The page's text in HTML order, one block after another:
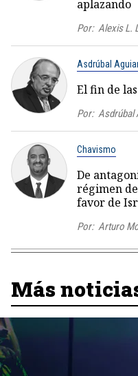
aplazando
Por: Alexis L.
Asdrúbal
El fin de
Por: Asdrúbal
Chavismo
De
régimen
favor de
Por: Arturo
Más